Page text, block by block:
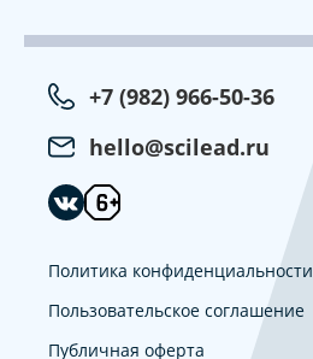
+7 (982) 966-50-36
hello@scilead.ru
Политика конфиденциальности
Пользовательское соглашение
Публичная оферта